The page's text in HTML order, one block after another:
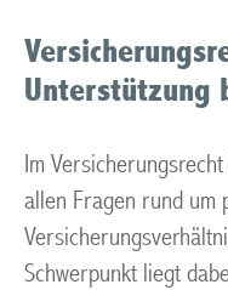
Unterstützung
Im
allen Fragen rund um
Schwerpunkt liegt